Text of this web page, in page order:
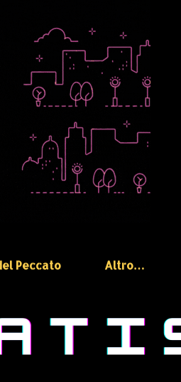
Peccato Altro…